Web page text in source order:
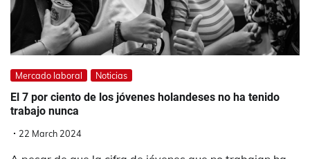
Mercado laboral Noticias
El 7 por ciento de los jóvenes holandeses no ha tenido
trabajo nunca
22 March 2024